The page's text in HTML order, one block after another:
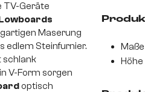
TV-Geräte
Maserung
edlem Steinfurnier.
schlank
V-Form sorgen
optisch
Höhe